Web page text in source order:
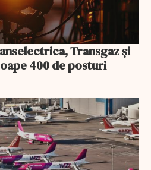
Transgaz și
400 de posturi